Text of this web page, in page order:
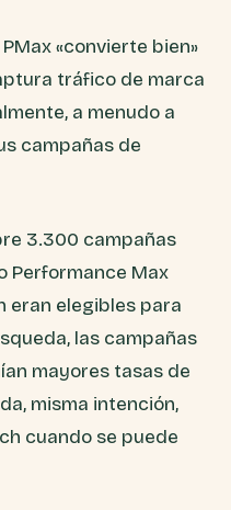
«convierte bien»
tráfico de marca
a menudo a
campañas de
3.300 campañas
Performance Max
eran elegibles para
las campañas
mayores tasas de
misma intención,
cuando se puede